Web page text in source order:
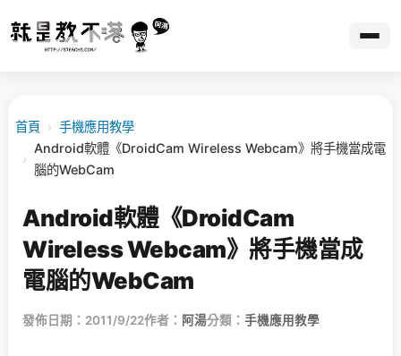
首頁 › 手機應用教學
›
Android軟體《DroidCam Wireless Webcam》將手機當成電
腦的WebCam
Android軟體《DroidCam
Wireless Webcam》將手機當成
電腦的WebCam
發佈日期：2011/9/22作者： 阿湯分類： 手機應用教學